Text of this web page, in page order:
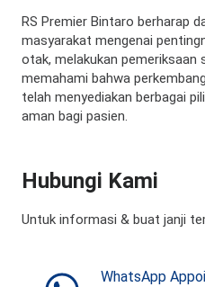
RS Premier Bintaro berharap
masyarakat mengenai
otak, melakukan pemeriksaan
memahami bahwa
telah menyediakan berbagai
aman bagi pasien.
Hubungi Kami
Untuk informasi & buat janji
WhatsApp